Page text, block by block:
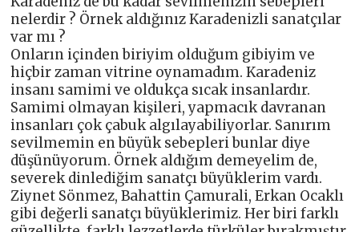
nelerdir ? Örnek aldığınız Karadenizli sanatçılar
var mı ?
Onların içinden biriyim olduğum gibiyim ve
hiçbir zaman vitrine oynamadım. Karadeniz
insanı samimi ve oldukça sıcak insanlardır.
Samimi olmayan kişileri, yapmacık davranan
insanları çok çabuk algılayabiliyorlar. Sanırım
sevilmemin en büyük sebepleri bunlar diye
düşünüyorum. Örnek aldığım demeyelim de,
severek dinlediğim sanatçı büyüklerim vardı.
Ziynet Sönmez, Bahattin Çamurali, Erkan Ocaklı
gibi değerli sanatçı büyüklerimiz. Her biri farklı